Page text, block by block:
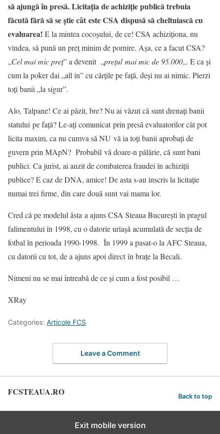
să ajungă în presă. Licitația de achiziție publică trebuia
făcută fără să se știe cât este CSA dispusă să cheltuiască cu
evaluarea! E la mintea cocoșului, de ce! CSA achiziționa, nu
vindea, să pună un preț minim de pornire. Așa, ce a facut CSA?
„Cel mai mic preț” a devenit „prețul mai mic de 95.000„. E ca și
cum la poker dai „all in” cu cărțile pe față, deși nu ai nimic. Pierzi
toți banii „la sigur”.
Alo, Talpane! Ce ai păzit, bre? Nu ai văzut că sunt drenați banii
statului pe față? Le-ați comunicat prin presă evaluatorilor cât pot
licita maxim, ca nu cumva să NU vă ia toți banii aprobați de
guvern prin MApN? Probabil vă doare-n pălărie, că sunt bani
publici. Ca jurist, ai auzit de combaterea fraudei în achiziții
publice? E caz de DNA, amice! De asta s-au inscris la licitație
numai trei firme, din care două sunt vai mama lor.
Cred că pe modelul ăsta a ajuns CSA Steaua București în pragul
falimentului în 1998, cu o datorie uriașă acumulată de secția de
fotbal în perioada 1990-1998. În 1999 a pasat-o la AFC Steaua,
cu datorii cu tot, de a ajuns apoi direct în brațe la Becali.
Nimeni nu se mai întreabă de ce și cum a fost posibil …
XRay
Categories: Articole FCS
Leave a Comment
FCSTEAUA.RO Back to top
Exit mobile version